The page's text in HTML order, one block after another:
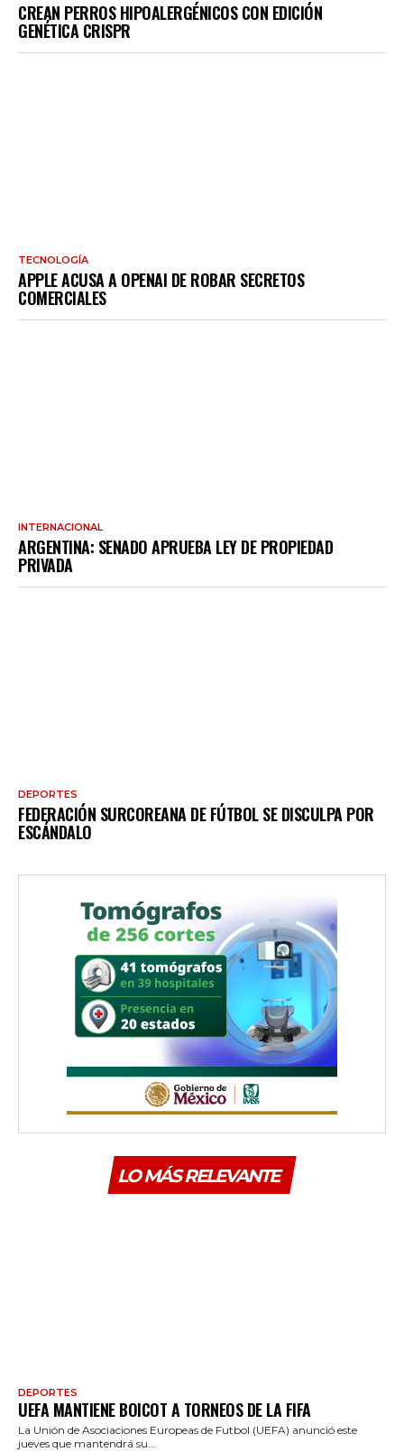
CREAN PERROS HIPOALERGÉNICOS CON EDICIÓN
GENÉTICA CRISPR
TECNOLOGÍA
APPLE ACUSA A OPENAI DE ROBAR SECRETOS
COMERCIALES
INTERNACIONAL
ARGENTINA: SENADO APRUEBA LEY DE PROPIEDAD
PRIVADA
DEPORTES
FEDERACIÓN SURCOREANA DE FÚTBOL SE DISCULPA POR
ESCÁNDALO
LO MÁS RELEVANTE
DEPORTES
UEFA MANTIENE BOICOT A TORNEOS DE LA FIFA
La Unión de Asociaciones Europeas de Futbol (UEFA) anunció este
jueves que mantendrá su...